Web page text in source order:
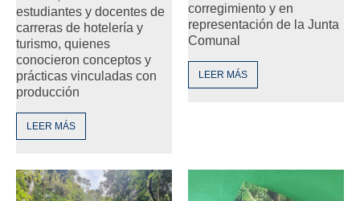
estudiantes y docentes de
carreras de hotelería y
turismo, quienes
conocieron conceptos y
prácticas vinculadas con
producción
LEER MÁS
corregimiento y en
representación de la Junta
Comunal
LEER MÁS